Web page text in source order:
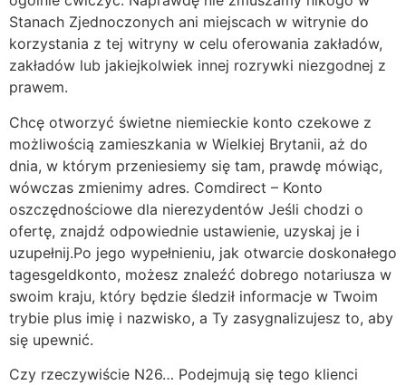
Stanach Zjednoczonych ani miejscach w witrynie do
korzystania z tej witryny w celu oferowania zakładów,
zakładów lub jakiejkolwiek innej rozrywki niezgodnej z
prawem.
Chcę otworzyć świetne niemieckie konto czekowe z
możliwością zamieszkania w Wielkiej Brytanii, aż do
dnia, w którym przeniesiemy się tam, prawdę mówiąc,
wówczas zmienimy adres. Comdirect – Konto
oszczędnościowe dla nierezydentów Jeśli chodzi o
ofertę, znajdź odpowiednie ustawienie, uzyskaj je i
uzupełnij.Po jego wypełnieniu, jak otwarcie doskonałego
tagesgeldkonto, możesz znaleźć dobrego notariusza w
swoim kraju, który będzie śledził informacje w Twoim
trybie plus imię i nazwisko, a Ty zasygnalizujesz to, aby
się upewnić.
Czy rzeczywiście N26… Podejmują się tego klienci